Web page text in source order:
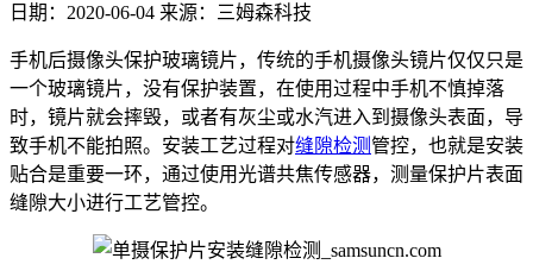
日期：2020-06-04 来源：三姆森科技
手机后摄像头保护玻璃镜片，传统的手机摄像头镜片仅仅只是
一个玻璃镜片，没有保护装置，在使用过程中手机不慎掉落
时，镜片就会摔毁，或者有灰尘或水汽进入到摄像头表面，导
致手机不能拍照。安装工艺过程对缝隙检测 管控，也就是安装
贴合是重要一环，通过使用光谱共焦传感器，测量保护片表面
缝隙大小进行工艺管控。